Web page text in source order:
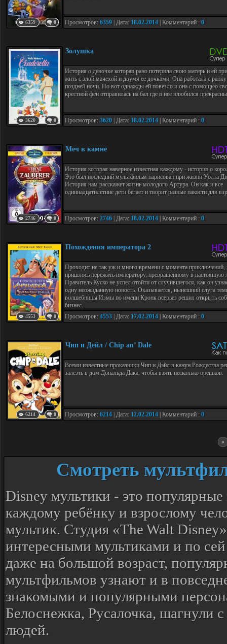
6359 0 Просмотров: 6359 | Дата: 18.02.2014 | Комментарий : 0
3620 0
Золушка
История о девочке которая рано потеряла свою матерь и ей
жить с злой мачехой и двумя ее дочками. Она работала с
поздней ночи. Но вот однажды ей повезло и она с помощью
крестной феи отправилась на бал где в нее влюбился
Просмотров: 3620 | Дата: 18.02.2014 | Комментарий : 0
2746 0
Меч в камне
История которая наверное известная каждому - история о
Это был последний мультфильм нарисован при жизни Уолта
История нам расскажет жизнь молодого Артура. Он как и все
одиннадцатилетние дети бегает и творит разные пакости для
Просмотров: 2746 | Дата: 18.02.2014 | Комментарий : 0
4553 0
Похождения императора 2
Проходит не так уж и много времени с момента приключений,
пришлось пережить императору, превращенному в настоящую
Правитель Куско не успел отойти от случившегося, как он
одну неожиданную новость. Оказывается, нынешний слуга
волшебницы Измы по имени Кронк всерьез решил открыть
бизнес.
Просмотров: 4553 | Дата: 17.02.2014 | Комментарий : 0
6214 0
Чип и Дейл / Chip an’ Dale
Всеми известные проказники Чип и Дэйл в канун Рождества
залезть в дом Дональда Дака, чтобы взять несколько орешков.
Просмотров: 6214 | Дата: 12.02.2014 | Комментарий : 0
«
Смотреть
Disney мультики - это
каждому ребёнку и взрослому
мультик. Студия «The Walt
интересными мультиками и по
даже на большой возраст,
мультфильмов узнают и в
знакомыми и популярными
Белоснежка, Русалочка, шагнули
людей.